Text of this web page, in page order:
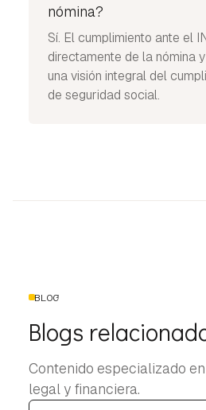
nómina?
Sí. El cumplimiento ante el
directamente de la nómina
una visión integral del
de seguridad social.
BLOG
Blogs
Contenido especializado
legal y financiera.